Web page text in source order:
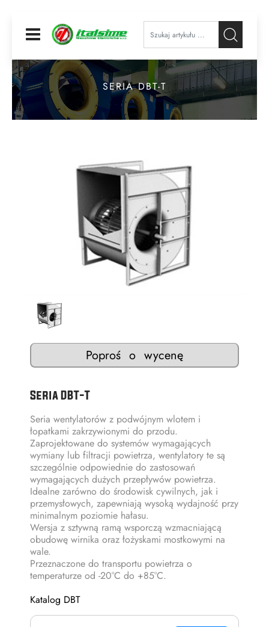
Open
SERIA DBT-T
Poproś o wycenę
Seria DBT-T
Seria wentylatorów z podwójnym wlotem i
łopatkami zakrzywionymi do przodu.
Zaprojektowane do systemów wymagających
wymiany lub filtracji powietrza, wentylatory te są
szczególnie odpowiednie do zastosowań
wymagających dużych przepływów powietrza.
Idealne zarówno do środowisk cywilnych, jak i
przemysłowych, zapewniają wysoką wydajność przy
minimalnym poziomie hałasu.
Wersja z sztywną ramą wsporczą wzmacniającą
obudowę wirnika oraz łożyskami mostkowymi na
wale.
Przeznaczone do transportu powietrza o
temperaturze od -20°C do +85°C.
Katalog DBT